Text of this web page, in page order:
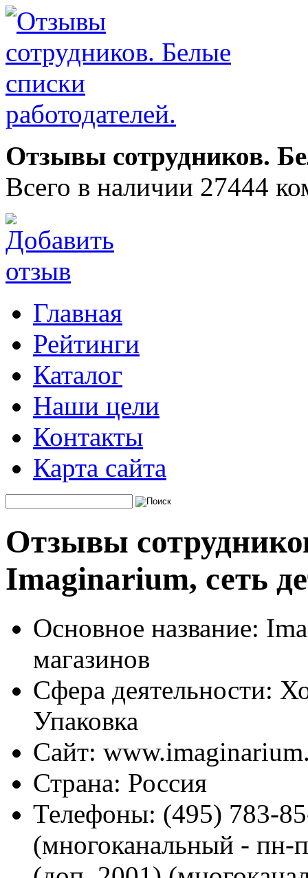
Отзывы сотрудников.
Всего в наличии 27444
Главная
Рейтинги
Каталог
Наши цели
Контакты
Карта сайта
Отзывы
Imaginarium, сеть
Основное название:
магазинов
Сфера деятельности:
Упаковка
Сайт:
Страна: Россия
Телефоны: (495) 783-
(многоканальный - пн-